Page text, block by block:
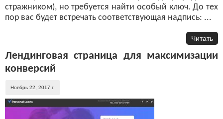
стражником), но требуется найти особый ключ. До тех
пор вас будет встречать соответствующая надпись: ...
Читать
Лендинговая страница для максимизации
конверсий
Ноябрь 22, 2017 г.